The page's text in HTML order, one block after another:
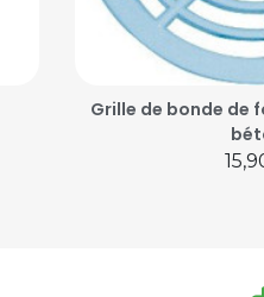
Grille de bonde de
Prix